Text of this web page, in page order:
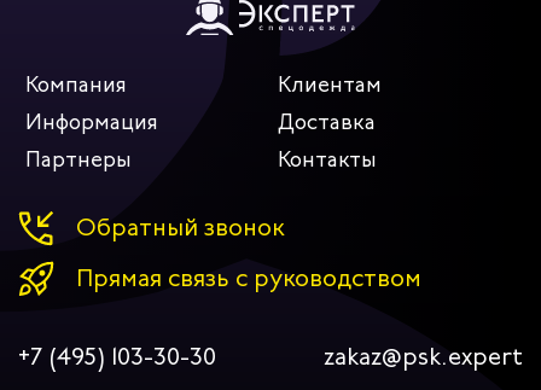
Компания
Клиентам
Информация
Доставка
Партнеры
Контакты
Обратный звонок
Прямая связь с руководством
+7 (495) 103-30-30 zakaz@psk.expert